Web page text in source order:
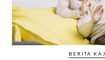
BERITA KAJ